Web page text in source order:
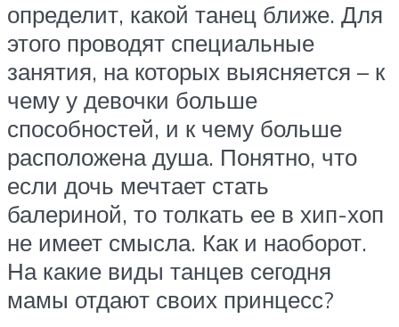
определит, какой танец ближе. Для
этого проводят специальные
занятия, на которых выясняется – к
чему у девочки больше
способностей, и к чему больше
расположена душа. Понятно, что
если дочь мечтает стать
балериной, то толкать ее в хип-хоп
не имеет смысла. Как и наоборот.
На какие виды танцев сегодня
мамы отдают своих принцесс?